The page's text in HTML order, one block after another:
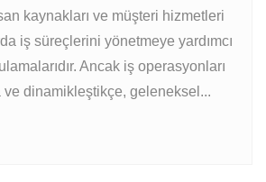
kaynakları ve müşteri hizmetleri
iş süreçlerini yönetmeye yardımcı
Ancak iş operasyonları
ve dinamikleştikçe, geleneksel...